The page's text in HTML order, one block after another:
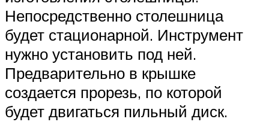
Непосредственно столешница
будет стационарной. Инструмент
нужно установить под ней.
Предварительно в крышке
создается прорезь, по которой
будет двигаться пильный диск.